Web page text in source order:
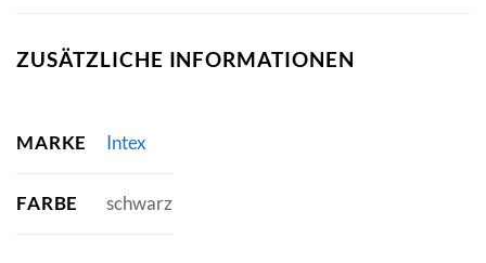
ZUSÄTZLICHE INFORMATIONEN
MARKE Intex
FARBE schwarz